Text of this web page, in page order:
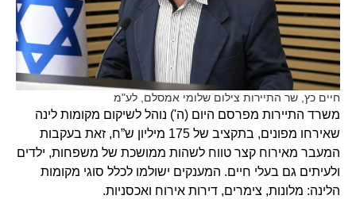
חיים כץ, שר התיירות צילום שלומי אמסלם, לע"מ
משרד התיירות מפרסם היום (ה') נוהל לשיקום מקומות לינה
שאירחו מפונים, בתקציב של 175 מיליון ש”ח, זאת בעקבות
המעבר מאירוח קצר טווח לשהות ממושכת של משפחות, ילדים
ולעיתים גם בעלי חיים. המענקים ישולמו לכלל סוגי מקומות
הלינה: מלונות, צימרים, דירות אירוח ואכסניות.